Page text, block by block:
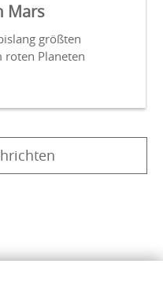
Mars
größten
roten Planeten